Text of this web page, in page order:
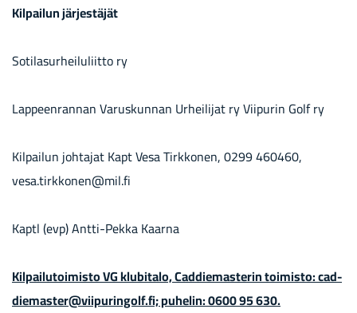
Kil­pai­lun jär­jes­tä­jät
So­ti­la­sur­hei­lu­liit­to ry
Lap­peen­ran­nan Va­rus­kun­nan Ur­hei­li­jat ry Vii­pu­rin Golf ry
Kil­pai­lun joh­ta­jat Kapt Vesa Tirk­ko­nen, 0299 460460,
vesa.tirk­ko­nen@mil.fi
Kaptl (evp) Antti-​Pekka Kaar­na
Kil­pai­lu­toi­mis­to VG klu­bi­ta­lo, Cad­die­mas­te­rin toi­mis­to: cad­
die­mas­ter@vii­pu­rin­golf.fi; pu­he­lin: 0600 95 630.